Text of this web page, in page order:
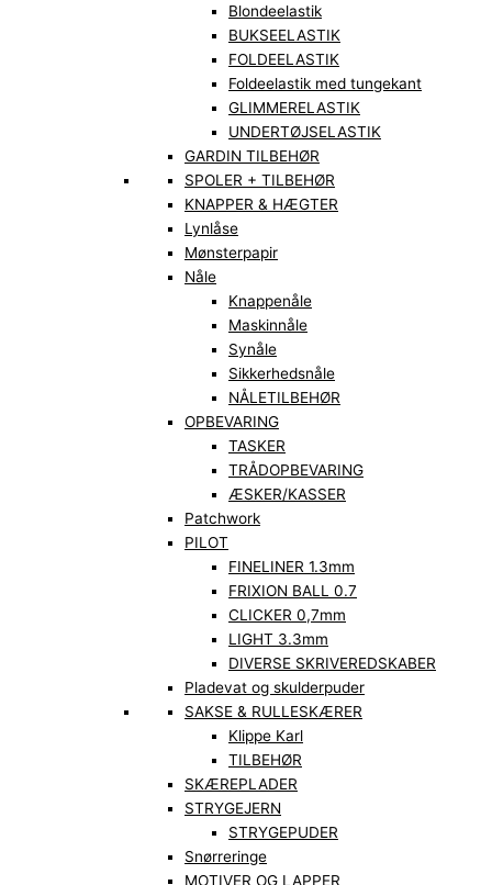
Blondeelastik
BUKSEELASTIK
FOLDEELASTIK
Foldeelastik med tungekant
GLIMMERELASTIK
UNDERTØJSELASTIK
GARDIN TILBEHØR
SPOLER + TILBEHØR
KNAPPER & HÆGTER
Lynlåse
Mønsterpapir
Nåle
Knappenåle
Maskinnåle
Synåle
Sikkerhedsnåle
NÅLETILBEHØR
OPBEVARING
TASKER
TRÅDOPBEVARING
ÆSKER/KASSER
Patchwork
PILOT
FINELINER 1.3mm
FRIXION BALL 0.7
CLICKER 0,7mm
LIGHT 3.3mm
DIVERSE SKRIVEREDSKABER
Pladevat og skulderpuder
SAKSE & RULLESKÆRER
Klippe Karl
TILBEHØR
SKÆREPLADER
STRYGEJERN
STRYGEPUDER
Snørreringe
MOTIVER OG LAPPER